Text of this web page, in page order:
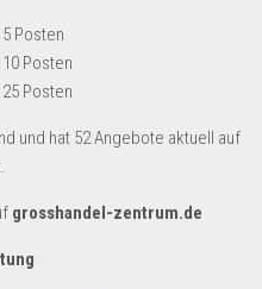
Posten
Posten
Posten
und hat 52 Angebote aktuell auf
grosshandel-zentrum.de